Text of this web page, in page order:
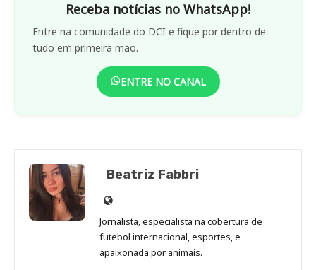
Receba notícias no WhatsApp!
Entre na comunidade do DCI e fique por dentro de
tudo em primeira mão.
ENTRE NO CANAL
Beatriz Fabbri
Site
de
Beatriz
Fabbri
Jornalista, especialista na cobertura de
futebol internacional, esportes, e
apaixonada por animais.